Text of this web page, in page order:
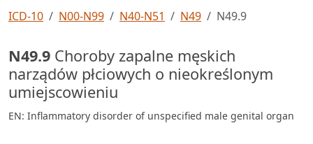
ICD-10 N00-N99 N40-N51 N49 N49.9
N49.9 Choroby zapalne męskich
narządów płciowych o nieokreślonym
umiejscowieniu
EN: Inflammatory disorder of unspecified male genital organ